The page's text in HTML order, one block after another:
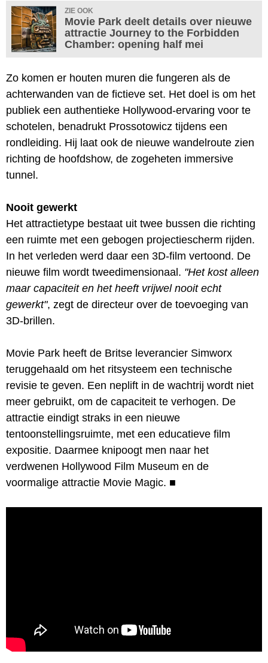
ZIE OOK
Movie Park deelt details over nieuwe
attractie Journey to the Forbidden
Chamber: opening half mei
Zo komen er houten muren die fungeren als de
achterwanden van de fictieve set. Het doel is om het
publiek een authentieke Hollywood-ervaring voor te
schotelen, benadrukt Prossotowicz tijdens een
rondleiding. Hij laat ook de nieuwe wandelroute zien
richting de hoofdshow, de zogeheten immersive
tunnel.
Nooit gewerkt
Het attractietype bestaat uit twee bussen die richting
een ruimte met een gebogen projectiescherm rijden.
In het verleden werd daar een 3D-film vertoond. De
nieuwe film wordt tweedimensionaal. "Het kost alleen
maar capaciteit en het heeft vrijwel nooit echt
gewerkt", zegt de directeur over de toevoeging van
3D-brillen.
Movie Park heeft de Britse leverancier Simworx
teruggehaald om het ritsysteem een technische
revisie te geven. Een neplift in de wachtrij wordt niet
meer gebruikt, om de capaciteit te verhogen. De
attractie eindigt straks in een nieuwe
tentoonstellingsruimte, met een educatieve film
expositie. Daarmee knipoogt men naar het
verdwenen Hollywood Film Museum en de
voormalige attractie Movie Magic. ■